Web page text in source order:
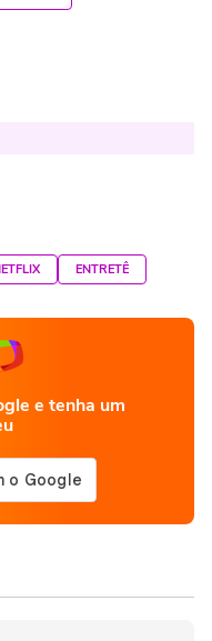
ENTRETÊ
e tenha um